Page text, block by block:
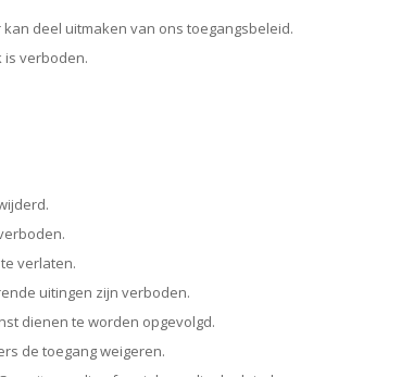
deel uitmaken van ons toegangsbeleid.
is verboden.
verlaten.
uitingen zijn verboden.
dienen te worden opgevolgd.
de toegang weigeren.